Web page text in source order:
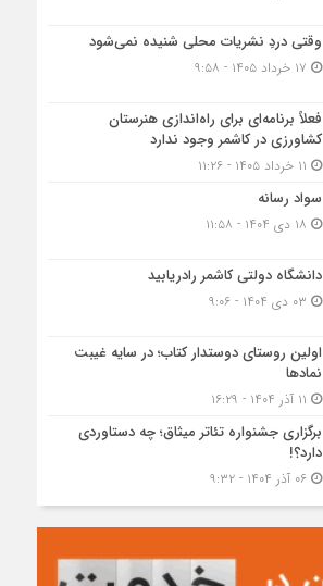
وقتی دردِ نشریات محلی شنیده نمی‌شود
فعلاً برنامه‌ای برای راه‌اندازی هنرستان
کشاورزی در کاشمر وجود ندارد
سواد رسانه
دانشگاه دولتی کاشمر‌ رادریابید
اولین روستای دوستدار کتاب؛ در سایه غیبت
نمادها
برگزاری جشنواره تئاتر میثاق؛ چه دستاوردی
دارد؟!
۰۶ آذر ۱۴۰۴ - ۹:۳۲